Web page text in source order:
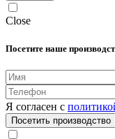
Close
Посетите наше
Я согласен с
Посетить производство